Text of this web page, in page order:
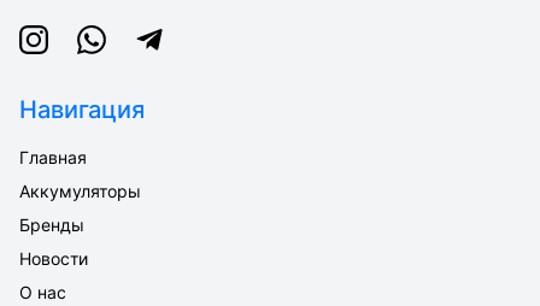
InstagramWhatsappTelegram
Навигация
Главная
Аккумуляторы
Бренды
Новости
О нас